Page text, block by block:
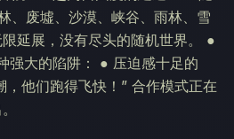
、废墟、沙漠、峡谷、雨林、雪
延展，没有尽头的随机世界。 ●
强大的陷阱： ● 压迫感十足的
，他们跑得飞快！” 合作模式正在